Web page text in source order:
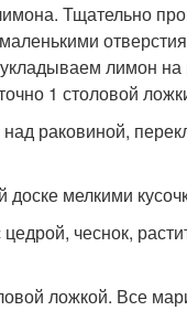
Тщательно
лимон на
1 столовой
раковиной,
мелкими
чеснок,
ложкой. Все